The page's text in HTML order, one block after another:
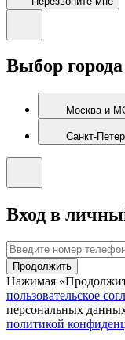
Выбор города
Москва и
Санкт-
Вход в
Продолжить
Нажимая
пользовательское
персональных
политикой